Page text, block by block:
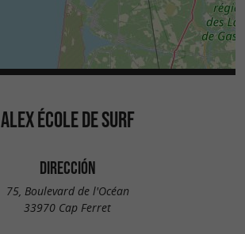
ALEX ÉCOLE DE SURF
DIRECCIÓN
75, Boulevard de l'Océan
33970 Cap Ferret